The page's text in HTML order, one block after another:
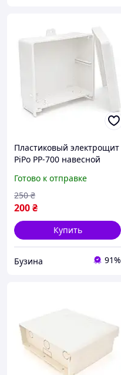
Пластиковый электрощит
PiPo PP-700 навесной
внутренней проводки
buzyna
Готово к отправке
200₴
250 ₴
Купить
Бузина 91%